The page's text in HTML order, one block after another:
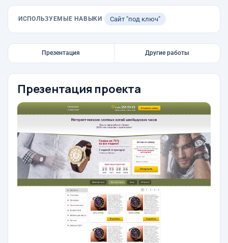
ИСПОЛЬЗУЕМЫЕ НАВЫКИ Сайт "под ключ"
Презентация Другие работы
Презентация проекта